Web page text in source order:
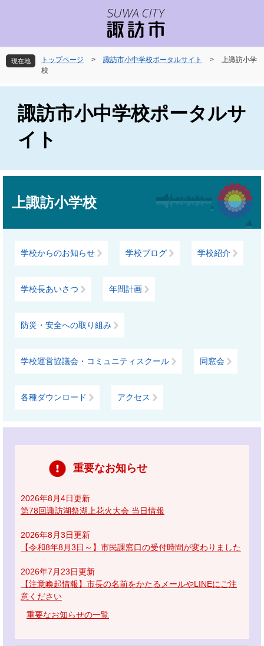
先
頭
を
飛
現在地 トップページ > 諏訪市小中学校ポータルサイト >
上諏訪小学
校
諏訪市小中学校ポータルサ
イト
上諏訪小学校
学校からのお知らせ 学校ブログ 学校紹介
学校長あいさつ 年間計画
防災・安全への取り組み
学校運営協議会・コミュニティスクール 同窓会
各種ダウンロード アクセス
重要なお知らせ
2026年8月4日更新
第78回諏訪湖祭湖上花火大会 当日情報
2026年8月3日更新
【令和8年8月3日～】市民課窓口の受付時間が変わりました
2026年7月23日更新
【注意喚起情報】市長の名前をかたるメールやLINEにご注
意ください
重要なお知らせの一覧